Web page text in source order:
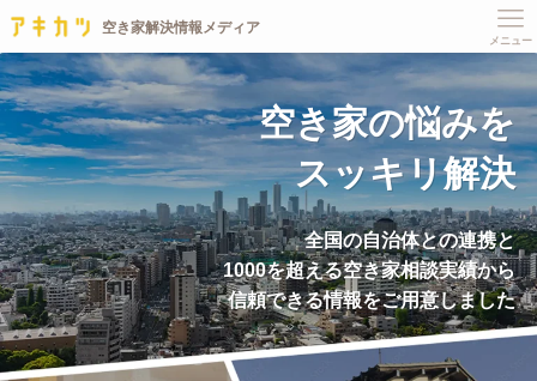
メニュー
空き家の悩みを
スッキリ解決
全国の自治体との連携と
1000を超える空き家相談実績から
信頼できる情報をご用意しました